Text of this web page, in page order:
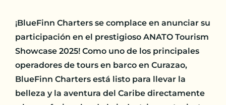
¡BlueFinn Charters se complace en anunciar su
participación en el prestigioso ANATO Tourism
Showcase 2025! Como uno de los principales
operadores de tours en barco en Curazao,
BlueFinn Charters está listo para llevar la
belleza y la aventura del Caribe directamente